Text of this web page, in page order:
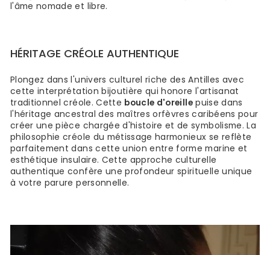
l'âme nomade et libre.
HÉRITAGE CRÉOLE AUTHENTIQUE
Plongez dans l'univers culturel riche des Antilles avec
cette interprétation bijoutière qui honore l'artisanat
traditionnel créole. Cette boucle d'oreillepuise dans
l'héritage ancestral des maîtres orfèvres caribéens pour
créer une pièce chargée d'histoire et de symbolisme. La
philosophie créole du métissage harmonieux se reflète
parfaitement dans cette union entre forme marine et
esthétique insulaire. Cette approche culturelle
authentique confère une profondeur spirituelle unique
à votre parure personnelle.